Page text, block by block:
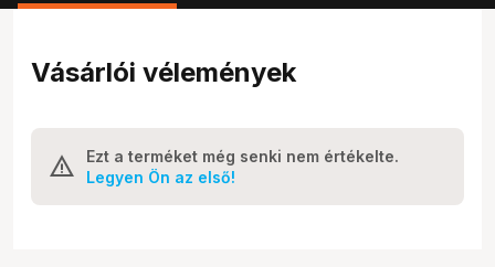
Vásárlói vélemények
Ezt a terméket még senki nem értékelte.
Legyen Ön az első!